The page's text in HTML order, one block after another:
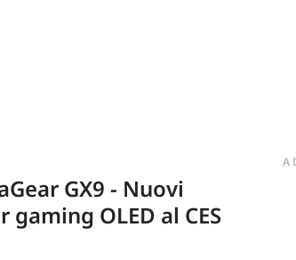
GX9 - Nuovi
gaming OLED al CES